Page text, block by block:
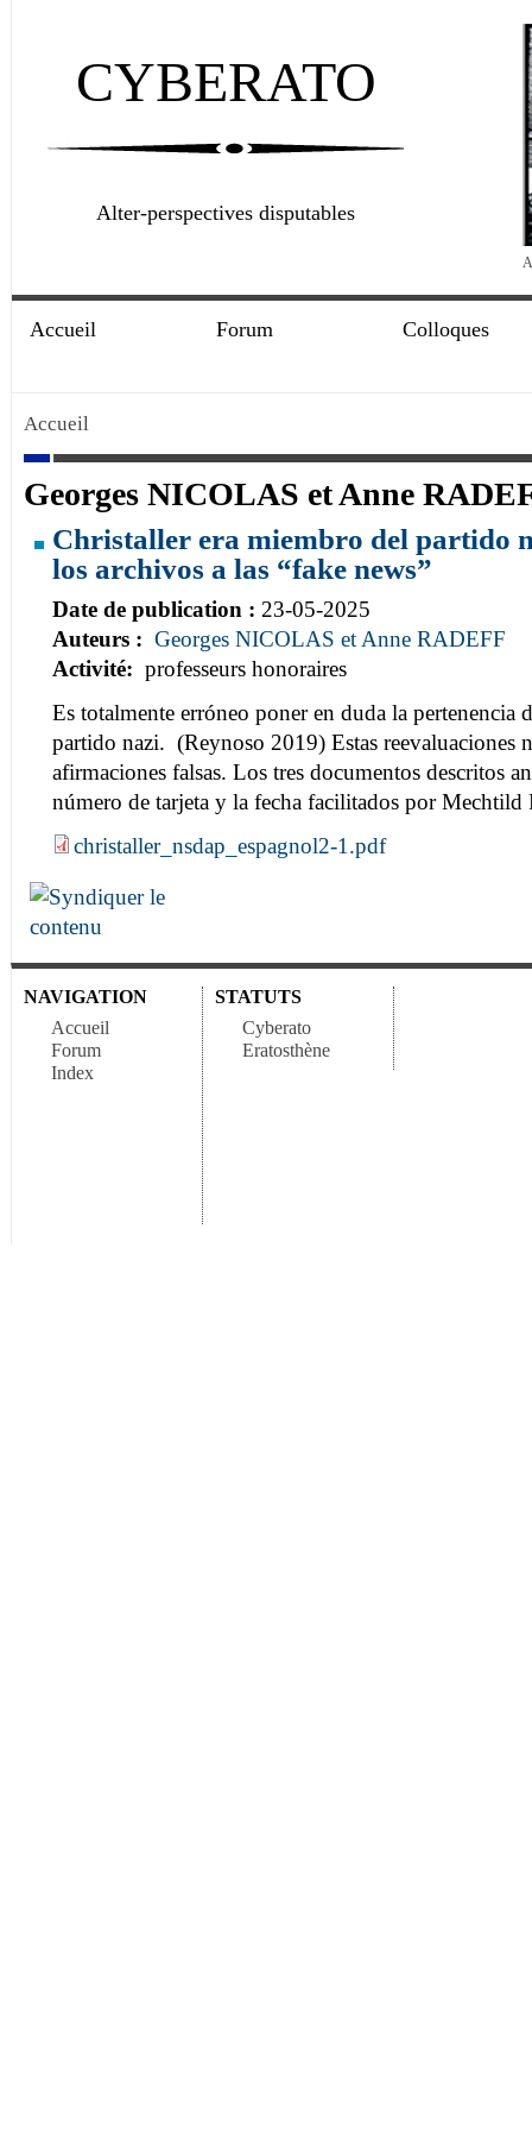
CYBERATO
Alter-perspectives disputables
Accueil Forum Colloques
Accueil
Georges NICOLAS et Anne
Christaller era miembro del partido
los archivos a las “fake news”
Date de publication : 23-05-2025
Auteurs : Georges NICOLAS et Anne RADEFF
Activité: professeurs honoraires
Es totalmente erróneo poner en duda la pertenencia
partido nazi. (Reynoso 2019) Estas reevaluaciones
afirmaciones falsas. Los tres documentos descritos
número de tarjeta y la fecha facilitados por Mechtild
christaller_nsdap_espagnol2-1.pdf
NAVIGATION
Accueil
Forum
Index
STATUTS
Cyberato
Eratosthène